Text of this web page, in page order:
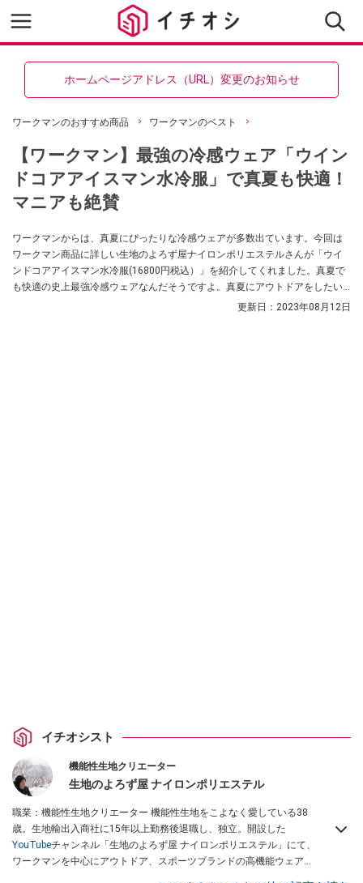
ホームページアドレス（URL）変更のお知らせ
ワークマンのおすすめ商品 ワークマンのベスト
【ワークマン】最強の冷感ウェア「ウイン
ドコアアイスマン水冷服」で真夏も快適！
マニアも絶賛
ワークマンからは、真夏にぴったりな冷感ウェアが多数出ています。今回は
ワークマン商品に詳しい生地のよろず屋ナイロンポリエステルさんが「ウイ
ンドコアアイスマン水冷服(16800円税込）」を紹介してくれました。真夏で
も快適の史上最強冷感ウェアなんだそうですよ。真夏にアウトドアをしたい
更新日： 2023年08月12日
イチオシスト
機能性生地クリエーター
生地のよろず屋 ナイロンポリエステル
職業：機能性生地クリエーター 機能性生地をこよなく愛している38
歳。生地輸出入商社に15年以上勤務後退職し、独立。開設した
YouTubeチャンネル「生地のよろず屋 ナイロンポリエステル」にて、
ワークマンを中心にアウトドア、スポーツブランドの高機能ウェアを